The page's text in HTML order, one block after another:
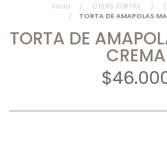
Inicio OTRAS TORTAS
TORTA DE AMAPOLAS
TORTA DE
CREMA